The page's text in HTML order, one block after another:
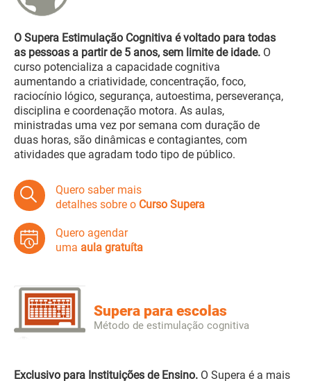
O Supera Estimulação Cognitiva é voltado para todas
as pessoas a partir de 5 anos, sem limite de idade. O
curso potencializa a capacidade cognitiva
aumentando a criatividade, concentração, foco,
raciocínio lógico, segurança, autoestima, perseverança,
disciplina e coordenação motora. As aulas,
ministradas uma vez por semana com duração de
duas horas, são dinâmicas e contagiantes, com
atividades que agradam todo tipo de público.
Quero saber mais
detalhes sobre o Curso Supera
Quero agendar
uma aula gratuíta
Supera para escolas
Método de estimulação cognitiva
Exclusivo para Instituições de Ensino. O Supera é a mais